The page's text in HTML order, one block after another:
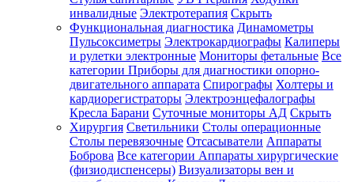
инвалидные Электротерапия Скрыть
Функциональная диагностика Динамометры
Пульсоксиметры Электрокардиографы Калиперы
и рулетки электронные Мониторы фетальные Все
категории Приборы для диагностики опорно-
двигательного аппарата Спирографы Холтеры и
кардиорегистраторы Электроэнцефалографы
Кресла Барани Суточные мониторы АД Скрыть
Хирургия Светильники Столы операционные
Столы перевязочные Отсасыватели Аппараты
Боброва Все категории Аппараты хирургические
(физиодиспенсеры) Визуализаторы вен и